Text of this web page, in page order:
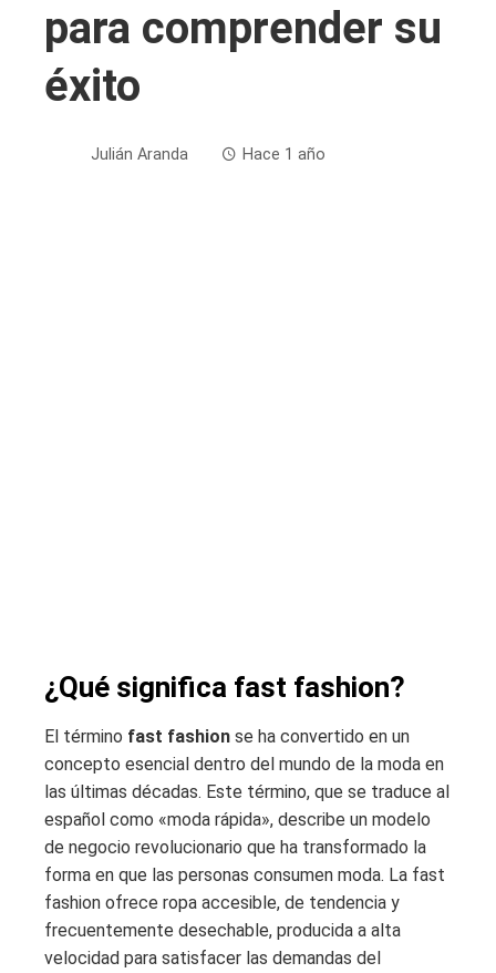
para comprender su
éxito
Julián Aranda Hace 1 año
¿Qué significa fast fashion?
El término fast fashion se ha convertido en un
concepto esencial dentro del mundo de la moda en
las últimas décadas. Este término, que se traduce al
español como «moda rápida», describe un modelo
de negocio revolucionario que ha transformado la
forma en que las personas consumen moda. La fast
fashion ofrece ropa accesible, de tendencia y
frecuentemente desechable, producida a alta
velocidad para satisfacer las demandas del